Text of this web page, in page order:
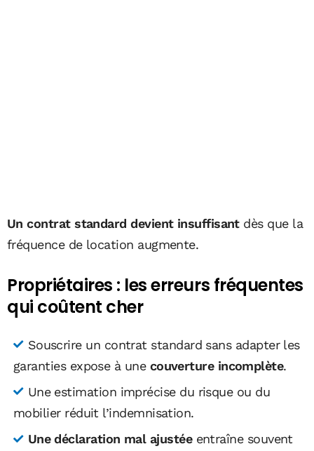
Un contrat standard devient insuffisantdès que la
fréquence de location augmente.
Propriétaires : les erreurs fréquentes
qui coûtent cher
Souscrire un contrat standard sans adapter les
garanties expose à une couverture incomplète.
Une estimation imprécise du risque ou du
mobilier réduit l’indemnisation.
Une déclaration mal ajustéeentraîne souvent